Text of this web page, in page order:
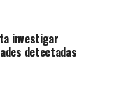
investigar
detectadas